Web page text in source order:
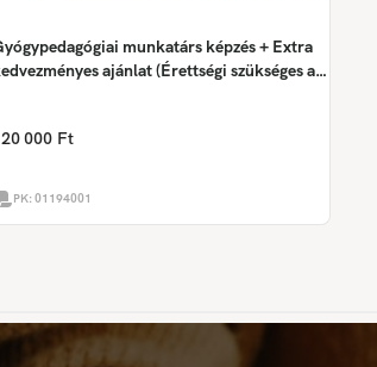
munkatárs képzés + Extra
ajánlat (Érettségi szükséges a
000 Ft
PK:01194001